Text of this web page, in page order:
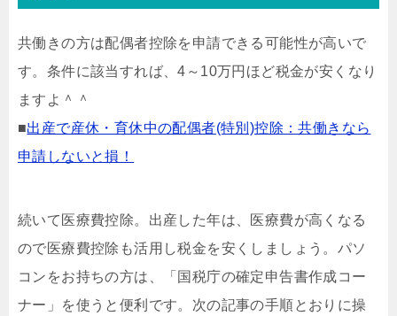
共働きの方は配偶者控除を申請できる可能性が高いで
す。条件に該当すれば、4～10万円ほど税金が安くなり
ますよ＾＾
■出産で産休・育休中の配偶者(特別)控除：共働きなら
申請しないと損！
続いて医療費控除。出産した年は、医療費が高くなる
ので医療費控除も活用し税金を安くしましょう。パソ
コンをお持ちの方は、「国税庁の確定申告書作成コー
ナー」を使うと便利です。次の記事の手順とおりに操